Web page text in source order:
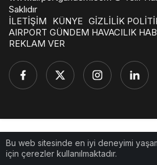
Bu web sitesinde en iyi deneyimi
için çerezler kullanılmaktadır.
Saklıdır
İLETİŞİM
KÜNYE GİZLİLİK
AIRPORT GÜNDEM HAVACILIK
REKLAM VER